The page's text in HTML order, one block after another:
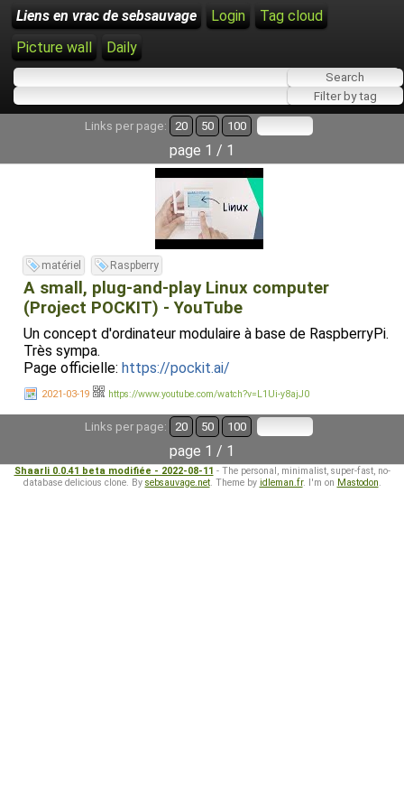
Liens en vrac de sebsauvage Login
Tag cloud
Picture wall
Daily
Links per page: 20 50 100
page 1 / 1
matériel Raspberry
A small, plug-and-play Linux computer
(Project POCKIT) - YouTube
Un concept d'ordinateur modulaire à base de RaspberryPi.
Très sympa.
Page officielle: https://pockit.ai/
2021-03-19 https://www.youtube.com/watch?v=L1Ui-y8ajJ0
Links per page: 20 50 100
page 1 / 1
Shaarli 0.0.41 beta modifiée - 2022-08-11 - The personal, minimalist, super-fast, no-
database delicious clone. By sebsauvage.net. Theme by idleman.fr. I'm on Mastodon.